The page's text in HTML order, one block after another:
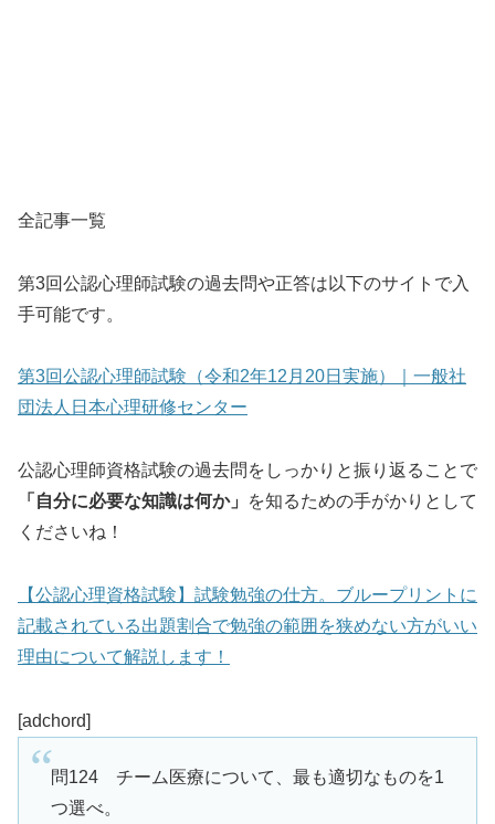
全記事一覧
第3回公認心理師試験の過去問や正答は以下のサイトで入
手可能です。
第3回公認心理師試験（令和2年12月20日実施）｜一般社
団法人日本心理研修センター
公認心理師資格試験の過去問をしっかりと振り返ることで
「自分に必要な知識は何か」
を知るための手がかりとして
くださいね！
【公認心理資格試験】試験勉強の仕方。ブループリントに
記載されている出題割合で勉強の範囲を狭めない方がいい
理由について解説します！
[adchord]
問124 チーム医療について、最も適切なものを1
つ選べ。